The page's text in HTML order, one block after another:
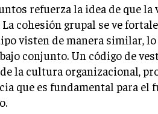
refuerza la idea de que la
cohesión grupal se ve
visten de manera similar,
conjunto. Un código de
la cultura organizacional,
que es fundamental para el